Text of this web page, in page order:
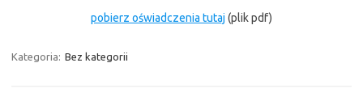
pobierz oświadczenia tutaj (plik pdf)
Kategoria: Bez kategorii